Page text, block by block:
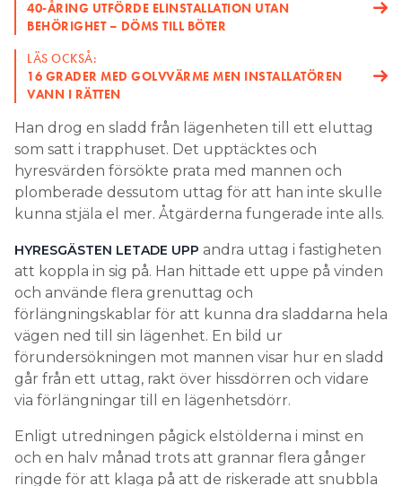
40-ÅRING UTFÖRDE ELINSTALLATION UTAN
BEHÖRIGHET – DÖMS TILL BÖTER
LÄS OCKSÅ:
16 GRADER MED GOLVVÄRME MEN INSTALLATÖREN
VANN I RÄTTEN
Han drog en sladd från lägenheten till ett eluttag
som satt i trapphuset. Det upptäcktes och
hyresvärden försökte prata med mannen och
plomberade dessutom uttag för att han inte skulle
kunna stjäla el mer. Åtgärderna fungerade inte alls.
HYRESGÄSTEN LETADE UPP andra uttag i fastigheten
att koppla in sig på. Han hittade ett uppe på vinden
och använde flera grenuttag och
förlängningskablar för att kunna dra sladdarna hela
vägen ned till sin lägenhet. En bild ur
förundersökningen mot mannen visar hur en sladd
går från ett uttag, rakt över hissdörren och vidare
via förlängningar till en lägenhetsdörr.
Enligt utredningen pågick elstölderna i minst en
och en halv månad trots att grannar flera gånger
ringde för att klaga på att de riskerade att snubbla